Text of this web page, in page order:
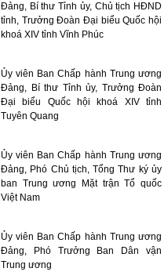
Đảng, Bí thư Tỉnh ủy, Chủ tịch HĐND
tỉnh, Trưởng Đoàn Đại biểu Quốc hội
khoá XIV tỉnh Vĩnh Phúc
Ủy viên Ban Chấp hành Trung ương
Đảng, Bí thư Tỉnh ủy, Trưởng Đoàn
Đại biểu Quốc hội khoá XIV tỉnh
Tuyên Quang
Ủy viên Ban Chấp hành Trung ương
Đảng, Phó Chủ tịch, Tổng Thư ký ủy
ban Trung ương Mặt trận Tổ quốc
Việt Nam
Ủy viên Ban Chấp hành Trung ương
Đảng, Phó Trưởng Ban Dân vận
Trung ương